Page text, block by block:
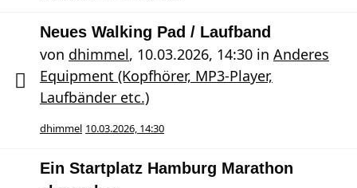
Neues Walking Pad / Laufband
von dhimmel, 10.03.2026, 14:30 in Anderes
Equipment (Kopfhörer, MP3-Player,
Laufbänder etc.)
dhimmel 10.03.2026, 14:30
Ein Startplatz Hamburg Marathon